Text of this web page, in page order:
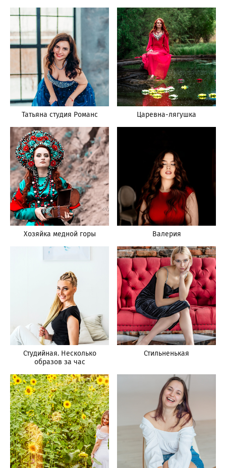
Татьяна студия Романс Царевна-лягушка
Хозяйка медной горы Валерия
Студийная. Несколько
образов за час
Стильненькая